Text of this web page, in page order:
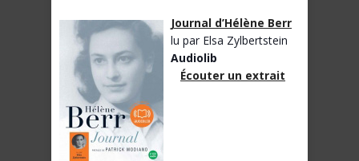
Journal d’Hélène Berr
lu par Elsa Zylbertstein
Audiolib
Écouter un extrait